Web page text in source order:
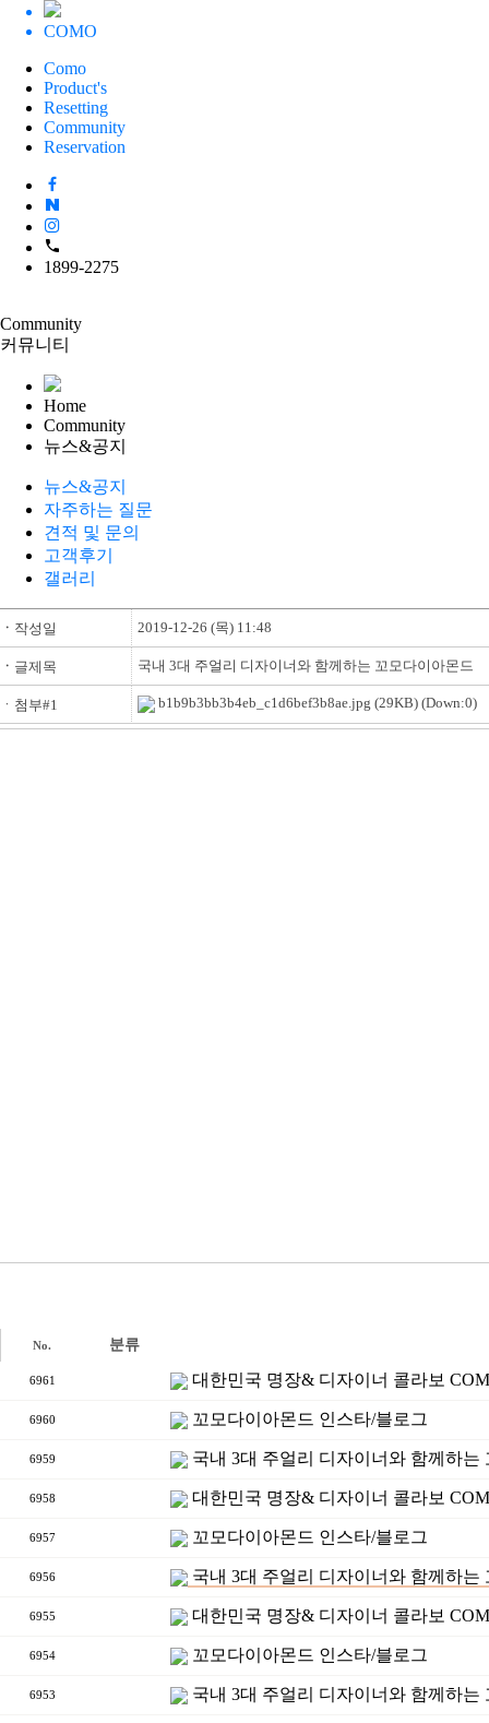
COMO
Como
Product's
Resetting
Community
Reservation
1899-2275
Community
커뮤니티
Home
Community
뉴스&공지
뉴스&공지
자주하는 질문
견적 및 문의
고객후기
갤러리
ㆍ 작성일 2019-12-26 (목) 11:48
ㆍ 글제목 국내 3대 주얼리 디자이너와 함께하는 꼬모다이아몬드
ㆍ첨부#1 b1b9b3bb3b4eb_c1d6bef3b8ae.jpg (29KB) (Down:0)
No. 분류
6961 대한민국 명장& 디자이너 콜라보
6960 꼬모다이아몬드 인스타/블로그
6959 국내 3대 주얼리 디자이너와 함께하는
6958 대한민국 명장& 디자이너 콜라보
6957 꼬모다이아몬드 인스타/블로그
6956 국내 3대 주얼리 디자이너와 함께하는
6955 대한민국 명장& 디자이너 콜라보
6954 꼬모다이아몬드 인스타/블로그
6953 국내 3대 주얼리 디자이너와 함께하는